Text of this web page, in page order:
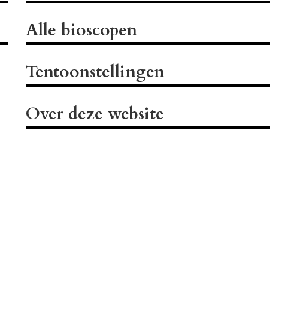
Alle bioscopen
Tentoonstellingen
Over deze website